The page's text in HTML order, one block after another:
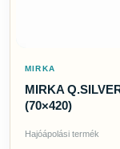
MIRKA
MIRKA
(70×420)
Hajóápolási termék